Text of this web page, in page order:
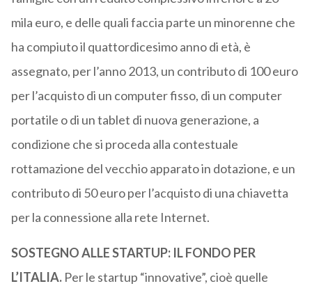
mila euro, e delle quali faccia parte un minorenne che
ha compiuto il quattordicesimo anno di età, è
assegnato, per l’anno 2013, un contributo di 100 euro
per l’acquisto di un computer fisso, di un computer
portatile o di un tablet di nuova generazione, a
condizione che si proceda alla contestuale
rottamazione del vecchio apparato in dotazione, e un
contributo di 50 euro per l’acquisto di una chiavetta
per la connessione alla rete Internet.
SOSTEGNO ALLE STARTUP: IL FONDO PER
L’ITALIA.Per le startup “innovative”, cioè quelle